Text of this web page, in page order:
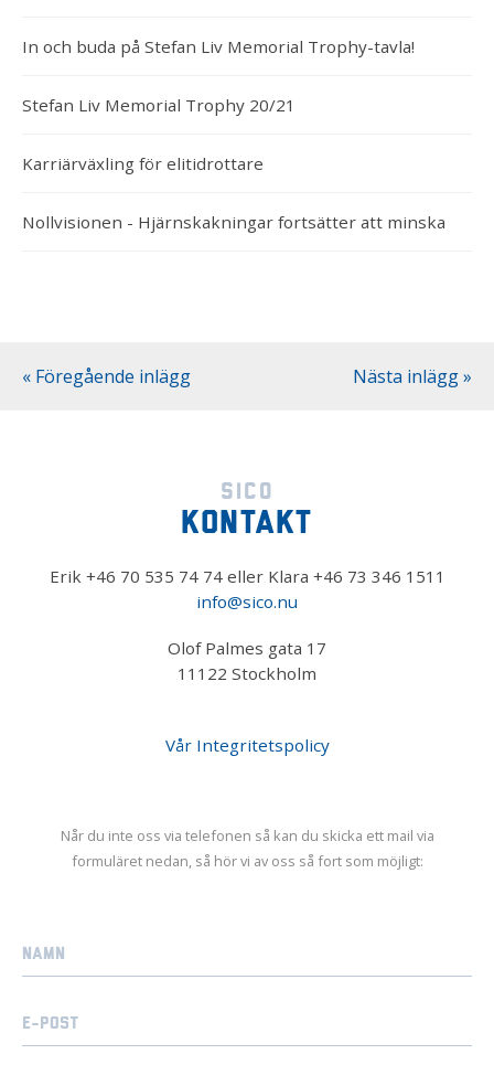
In och buda på Stefan Liv Memorial Trophy-tavla!
Stefan Liv Memorial Trophy 20/21
Karriärväxling för elitidrottare
Nollvisionen - Hjärnskakningar fortsätter att minska
« Föregående inlägg Nästa inlägg »
Sico
Kontakt
Erik +46 70 535 74 74 eller Klara +46 73 346 1511
info@sico.nu
Olof Palmes gata 17
11122 Stockholm
Vår Integritetspolicy
Når du inte oss via telefonen så kan du skicka ett mail via
formuläret nedan, så hör vi av oss så fort som möjligt: